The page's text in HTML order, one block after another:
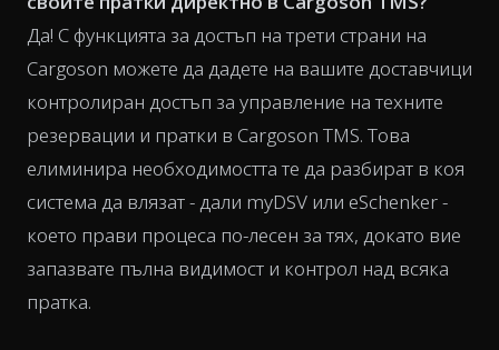
Да! С функцията за достъп на трети страни на
Cargoson можете да дадете на вашите доставчици
контролиран достъп за управление на техните
резервации и пратки в Cargoson TMS. Това
елиминира необходимостта те да разбират в коя
система да влязат - дали myDSV или eSchenker -
което прави процеса по-лесен за тях, докато вие
запазвате пълна видимост и контрол над всяка
пратка.